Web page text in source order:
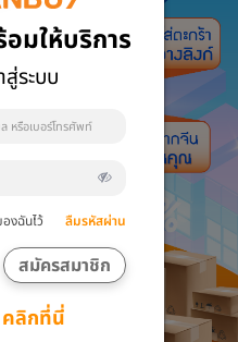
มให้บริการ
ระบบ
งฉันไว้ ลืมรหัสผ่าน
สมัครสมาชิก
คลิกที่นี่